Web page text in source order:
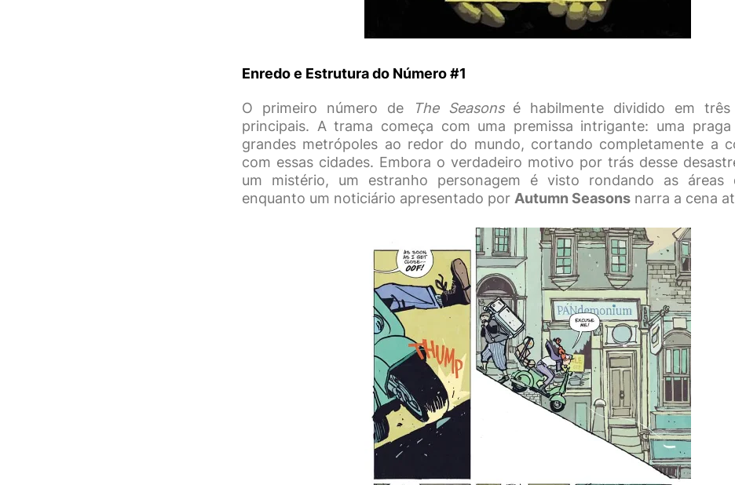
Enredo e Estrutura do Número #1
O primeiro número de The Seasonsé habilmente dividido em três
principais. A trama começa com uma premissa intrigante: uma
grandes metrópoles ao redor do mundo, cortando completamente a
com essas cidades. Embora o verdadeiro motivo por trás desse
um mistério, um estranho personagem é visto rondando as áreas
enquanto um noticiário apresentado por Autumn Seasons narra a cena